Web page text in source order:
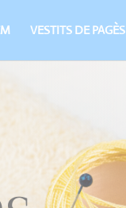
VESTITS DE PAGÈS